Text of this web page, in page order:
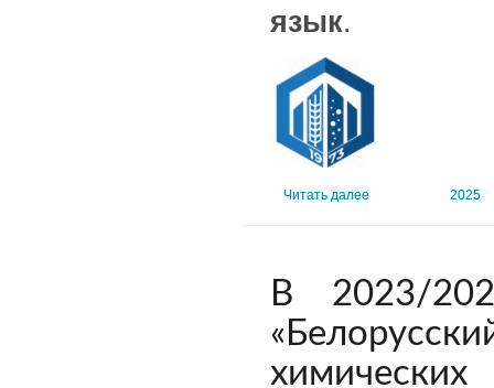
язык.
2025
Читать далее
В 2023/